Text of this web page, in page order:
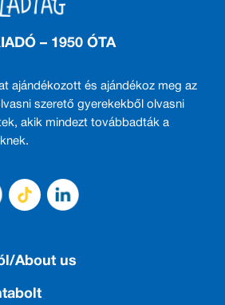
– 1950 ÓTA
ajándékozott és ajándékoz meg az
szerető gyerekekből olvasni
akik mindezt továbbadták a
About us